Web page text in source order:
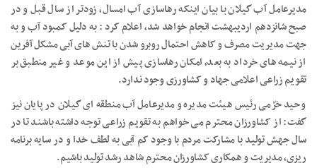
مدیرعامل آب گیلان با بیان اینکه رهاسازی آب امسال، زودتر از سال قبل و در
صبح شانزدهم اردیبهشت انجام خواهد شد، اعلام کرد : به دلیل کمبود آب و به
جهت مدیریت مصرف و کاهش احتمال روبرو شدن با تنش های آبی مشکل آفرین
از نیمه های خرداد به بعد، امکان رهاسازی پیش از این موعد و غیر منطبق بر
تقویم زراعی اعلامی جهاد و کشاورزی وجود ندارد.
وحید خرّمی رئیس هیئت مدیره و مدیرعامل آب منطقه ای گیلان در پایان نیز
گفت: از کشاورزان محترم می خواهم به تقویم زراعی توجه داشته باشند تا در
سال جهش تولید با مشارکت مردم با وجود کم آبی به لطف خدا و در سایه برنامه
ریزی، مدیریت و همکاری کشاورزان محترم شاهد رشد تولید باشیم.